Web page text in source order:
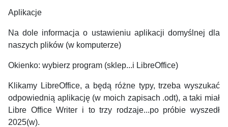
Aplikacje
Na dole informacja o ustawieniu aplikacji domyślnej dla
naszych plików (w komputerze)
Okienko: wybierz program (sklep...i LibreOffice)
Klikamy LibreOffice, a będą różne typy, trzeba wyszukać
odpowiednią aplikację (w moich zapisach .odt), a taki miał
Libre Office Writer i to trzy rodzaje...po próbie wyszedł
2025(w).